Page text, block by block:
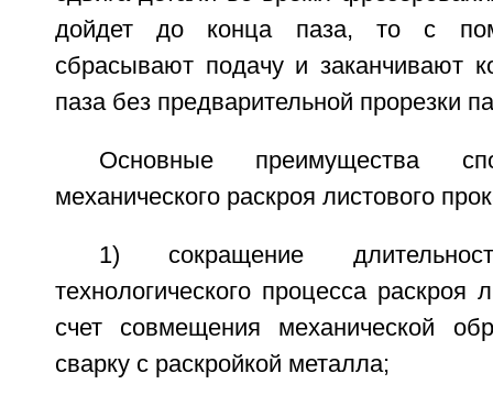
дойдет до конца паза, то с
сбрасывают подачу и заканчивают
паза без предварительной прорезки
Основные преимущества
механического раскроя листового
1) сокращение
технологического процесса раскроя
счет совмещения механической
сварку с раскройкой металла;